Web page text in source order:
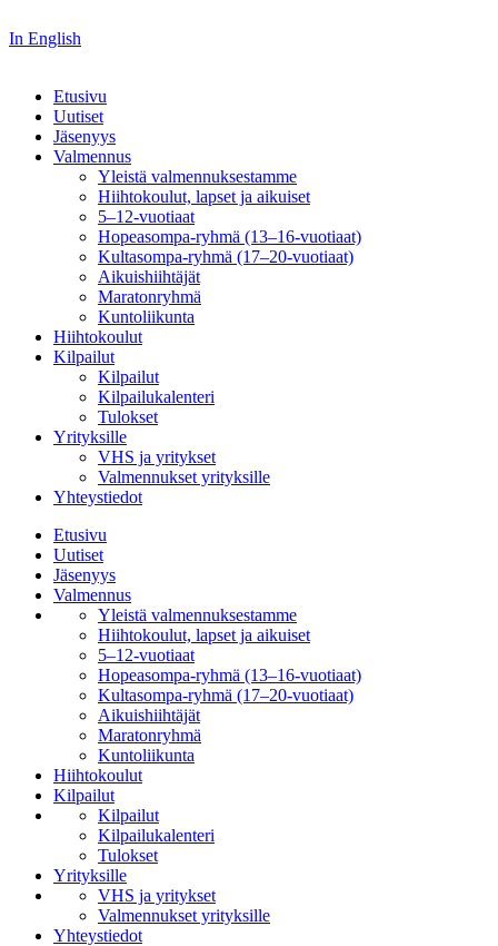
In English
Etusivu
Uutiset
Jäsenyys
Valmennus
Yleistä valmennuksestamme
Hiihtokoulut, lapset ja aikuiset
5–12-vuotiaat
Hopeasompa-ryhmä (13–16-vuotiaat)
Kultasompa-ryhmä (17–20-vuotiaat)
Aikuishiihtäjät
Maratonryhmä
Kuntoliikunta
Hiihtokoulut
Kilpailut
Kilpailut
Kilpailukalenteri
Tulokset
Yrityksille
VHS ja yritykset
Valmennukset yrityksille
Yhteystiedot
Etusivu
Uutiset
Jäsenyys
Valmennus
Yleistä valmennuksestamme
Hiihtokoulut, lapset ja aikuiset
5–12-vuotiaat
Hopeasompa-ryhmä (13–16-vuotiaat)
Kultasompa-ryhmä (17–20-vuotiaat)
Aikuishiihtäjät
Maratonryhmä
Kuntoliikunta
Hiihtokoulut
Kilpailut
Kilpailut
Kilpailukalenteri
Tulokset
Yrityksille
VHS ja yritykset
Valmennukset yrityksille
Yhteystiedot